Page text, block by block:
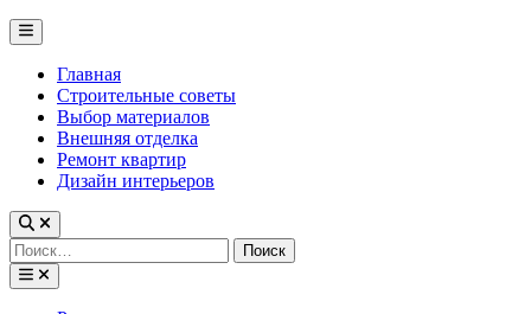
Main
Menu
Главная
Строительные советы
Выбор материалов
Внешняя отделка
Ремонт квартир
Дизайн интерьеров
Найти: